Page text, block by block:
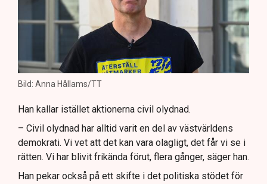
Bild: Anna Hållams/TT
Han kallar istället aktionerna civil olydnad.
– Civil olydnad har alltid varit en del av västvärldens
demokrati. Vi vet att det kan vara olagligt, det får vi se i
rätten. Vi har blivit frikända förut, flera gånger, säger han.
Han pekar också på ett skifte i det politiska stödet för